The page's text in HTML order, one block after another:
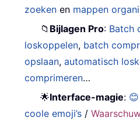
zoeken en mappen
📁 Bijlagen Pro: Batch
loskoppelen, batch
opslaan,automatisch
comprimeren…
🌟Interface-magie:
coole emoji’s /